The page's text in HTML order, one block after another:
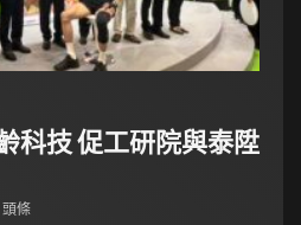
科技 促工研院與泰陞
頭條